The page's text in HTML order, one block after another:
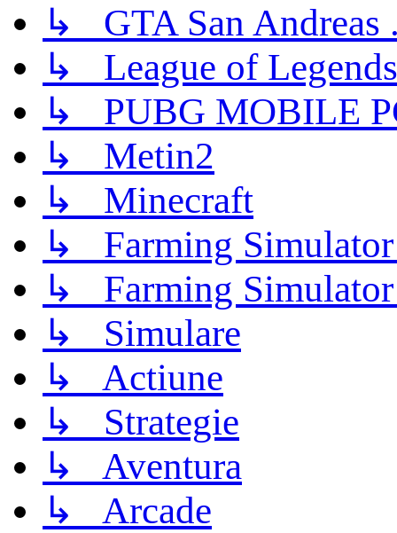
↳ GTA San Andreas
↳ League of Legends
↳ PUBG MOBILE
↳ Metin2
↳ Minecraft
↳ Farming
↳ Farming
↳ Simulare
↳ Actiune
↳ Strategie
↳ Aventura
↳ Arcade